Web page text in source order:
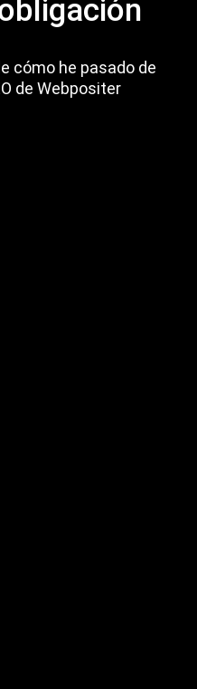
cómo he pasado de
de Webpositer